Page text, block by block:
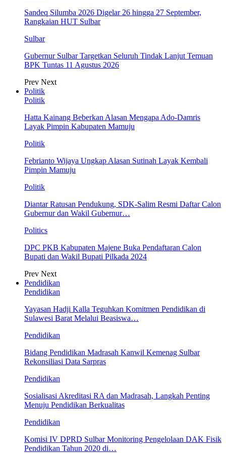
Sandeq Silumba 2026 Digelar 26 hingga 27 September,
Rangkaian HUT Sulbar
Sulbar
Gubernur Sulbar Targetkan Seluruh Tindak Lanjut Temuan
BPK Tuntas 11 Agustus 2026
Prev Next
Politik
Politik
Hatta Kainang Beberkan Alasan Mengapa Ado-Damris
Layak Pimpin Kabupaten Mamuju
Politik
Febrianto Wijaya Ungkap Alasan Sutinah Layak Kembali
Pimpin Mamuju
Politik
Diantar Ratusan Pendukung, SDK-Salim Resmi Daftar Calon
Gubernur dan Wakil Gubernur…
Politics
DPC PKB Kabupaten Majene Buka Pendaftaran Calon
Bupati dan Wakil Bupati Pilkada 2024
Prev Next
Pendidikan
Pendidikan
Yayasan Hadji Kalla Teguhkan Komitmen Pendidikan di
Sulawesi Barat Melalui Beasiswa…
Pendidikan
Bidang Pendidikan Madrasah Kanwil Kemenag Sulbar
Rekonsiliasi Data Sarpras
Pendidikan
Sosialisasi Akreditasi RA dan Madrasah, Langkah Penting
Menuju Pendidikan Berkualitas
Pendidikan
Komisi IV DPRD Sulbar Monitoring Pengelolaan DAK Fisik
Pendidikan Tahun 2020 di…